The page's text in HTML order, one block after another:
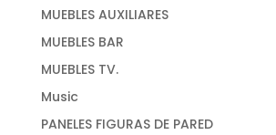
MUEBLES AUXILIARES
MUEBLES BAR
MUEBLES TV.
Music
PANELES FIGURAS DE PARED